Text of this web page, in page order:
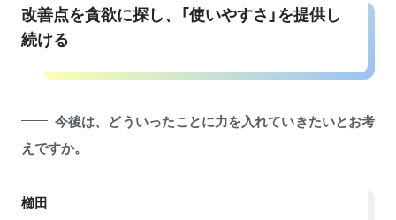
改善点を貪欲に探し、「使いやすさ」を提供し
続ける
今後は、どういったことに力を入れていきたいとお考
えですか。
櫛田